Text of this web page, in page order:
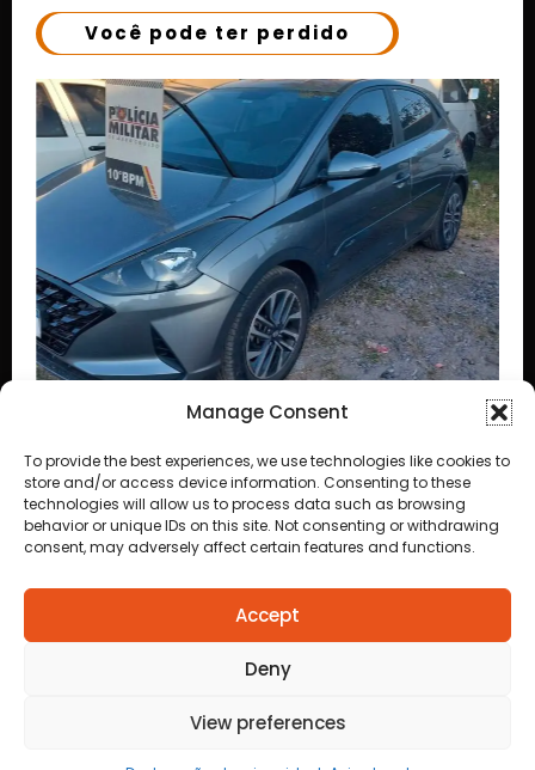
Manage Consent
To provide the best experiences, we use technologies like cookies to
store and/or access device information. Consenting to these
technologies will allow us to process data such as browsing
behavior or unique IDs on this site. Not consenting or withdrawing
consent, may adversely affect certain features and functions.
Accept
Deny
View preferences
Você pode ter perdido